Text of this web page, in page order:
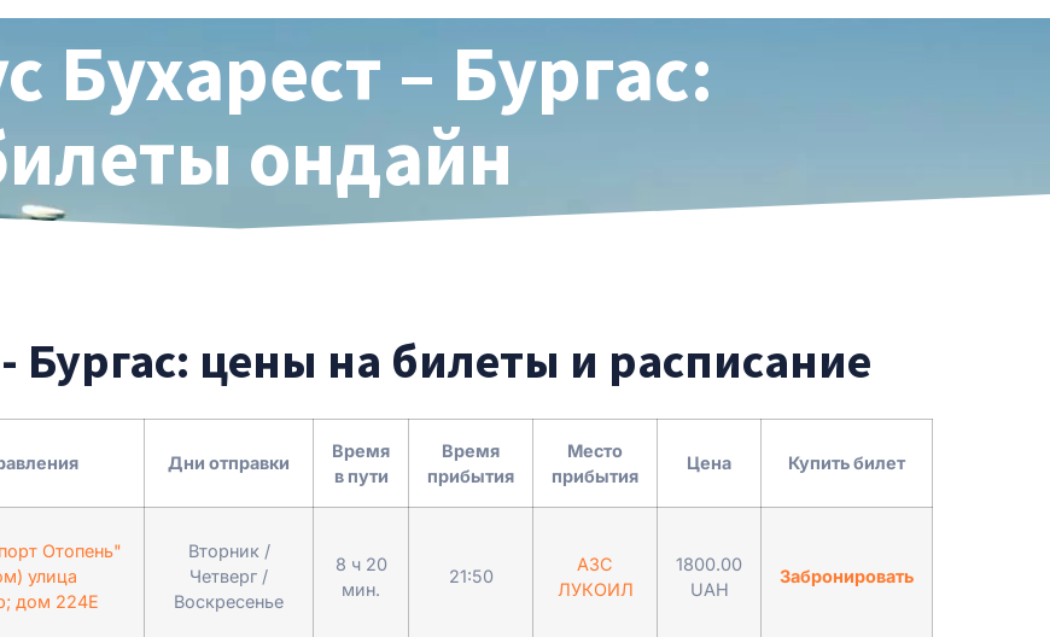
Бухарест – Бургас:
ондайн
Бургас: цены на билеты и расписание
Дни отправки
Время
в пути
Время
прибытия
Место
прибытия
Цена Купить билет
Отопень"
улица
дом 224Е
Вторник /
Четверг /
Воскресенье
8 ч 20
мин.
21:50
АЗС
ЛУКОИЛ
1800.00
UAH
Забронировать